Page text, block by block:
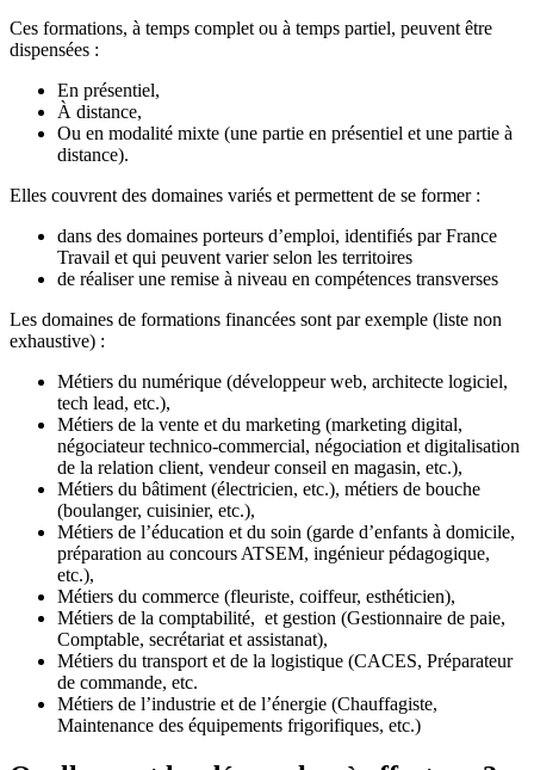
Ces formations, à temps complet ou à temps partiel, peuvent être
dispensées :
En présentiel,
À distance,
Ou en modalité mixte (une partie en présentiel et une partie à
distance).
Elles couvrent des domaines variés et permettent de se former :
dans des domaines porteurs d’emploi, identifiés par France
Travail et qui peuvent varier selon les territoires
de réaliser une remise à niveau en compétences transverses
Les domaines de formations financées sont par exemple (liste non
exhaustive) :
Métiers du numérique (développeur web, architecte logiciel,
tech lead, etc.),
Métiers de la vente et du marketing (marketing digital,
négociateur technico-commercial, négociation et digitalisation
de la relation client, vendeur conseil en magasin, etc.),
Métiers du bâtiment (électricien, etc.), métiers de bouche
(boulanger, cuisinier, etc.),
Métiers de l’éducation et du soin (garde d’enfants à domicile,
préparation au concours ATSEM, ingénieur pédagogique,
etc.),
Métiers du commerce (fleuriste, coiffeur, esthéticien),
Métiers de la comptabilité, et gestion (Gestionnaire de paie,
Comptable, secrétariat et assistanat),
Métiers du transport et de la logistique (CACES, Préparateur
de commande, etc.
Métiers de l’industrie et de l’énergie (Chauffagiste,
Maintenance des équipements frigorifiques, etc.)